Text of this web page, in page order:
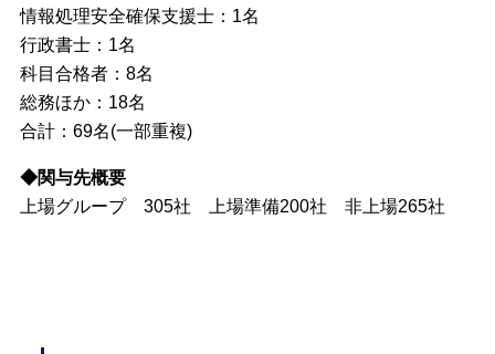
情報処理安全確保支援士：1名
行政書士：1名
科目合格者：8名
総務ほか：18名
合計：69名(一部重複)
◆関与先概要
上場グループ 305社 上場準備200社 非上場265社